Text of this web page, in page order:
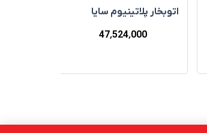
اتوبخار پلاتينيوم سایا
47٬524٬000